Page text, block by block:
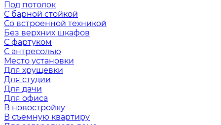
Под потолок
С барной стойкой
Со встроенной техникой
Без верхних шкафов
С фартуком
С антресолью
Место установки
Для хрущевки
Для студии
Для дачи
Для офиса
В новостройку
В съемную квартиру